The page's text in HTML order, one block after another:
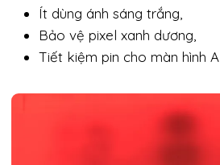
Ít dùng ánh sáng trắng,
Bảo vệ pixel xanh dương,
Tiết kiệm pin cho màn hình